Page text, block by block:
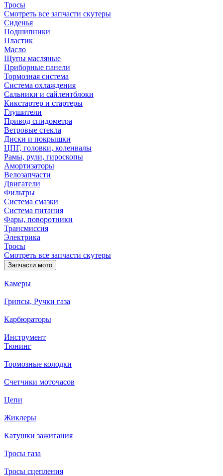
Тросы
Смотреть все запчасти скутеры
Сиденья
Подшипники
Пластик
Масло
Щупы масляные
Приборные панели
Тормозная система
Система охлаждения
Сальники и сайлентблоки
Кикстартер и стартеры
Глушители
Привод спидометра
Ветровые стекла
Диски и покрышки
ЦПГ, головки, коленвалы
Рамы, рули, гироскопы
Амортизаторы
Велозапчасти
Двигатели
Фильтры
Система смазки
Система питания
Фары, поворотники
Трансмиссия
Электрика
Тросы
Смотреть все запчасти скутеры
Запчасти мото
Камеры
Грипсы, Ручки газа
Карбюраторы
Инструмент
Тюнинг
Тормозные колодки
Счетчики моточасов
Цепи
Жиклеры
Катушки зажигания
Тросы газа
Тросы сцепления